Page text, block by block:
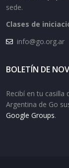
sede.
Clases de
info@go.org.ar
BOLETÍN DE
Recibí en tu
Argentina de Go
Google Groups.